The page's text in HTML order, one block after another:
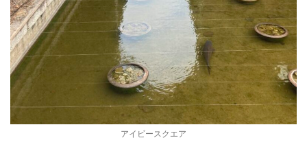
アイビースクエア